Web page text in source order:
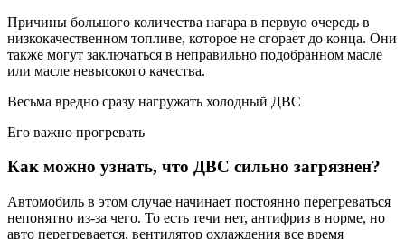
Причины большого количества нагара в первую очередь в
низкокачественном топливе, которое не сгорает до конца. Они
также могут заключаться в неправильно подобранном масле
или масле невысокого качества.
Весьма вредно сразу нагружать холодный ДВС
Его важно прогревать
Как можно узнать, что ДВС сильно загрязнен?
Автомобиль в этом случае начинает постоянно перегреваться
непонятно из-за чего. То есть течи нет, антифриз в норме, но
авто перегревается, вентилятор охлаждения все время